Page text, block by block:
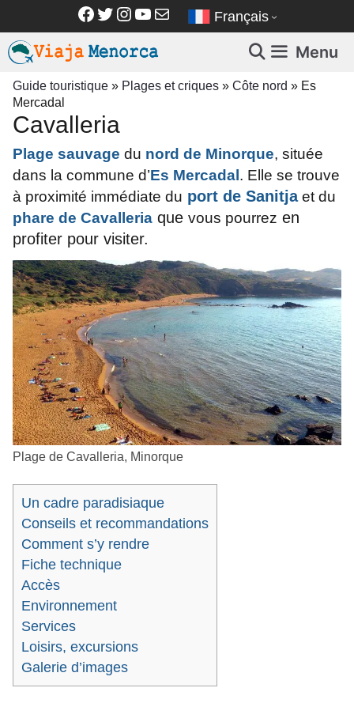
contenu
Facebook
Twitter
Instagram
YouTube
E-mail Français
Menu
Guide touristique » Plages et criques » Côte nord » Es
Mercadal
Cavalleria
Plage sauvage du nord de Minorque, située
dans la commune d’Es Mercadal . Elle se trouve
à proximité immédiate du port de Sanitjaet du
phare de Cavalleria que vous pourrez en
profiter pour visiter.
Plage de Cavalleria, Minorque
Un cadre paradisiaque
Conseils et recommandations
Comment s’y rendre
Fiche technique
Accès
Environnement
Services
Loisirs, excursions
Galerie d’images